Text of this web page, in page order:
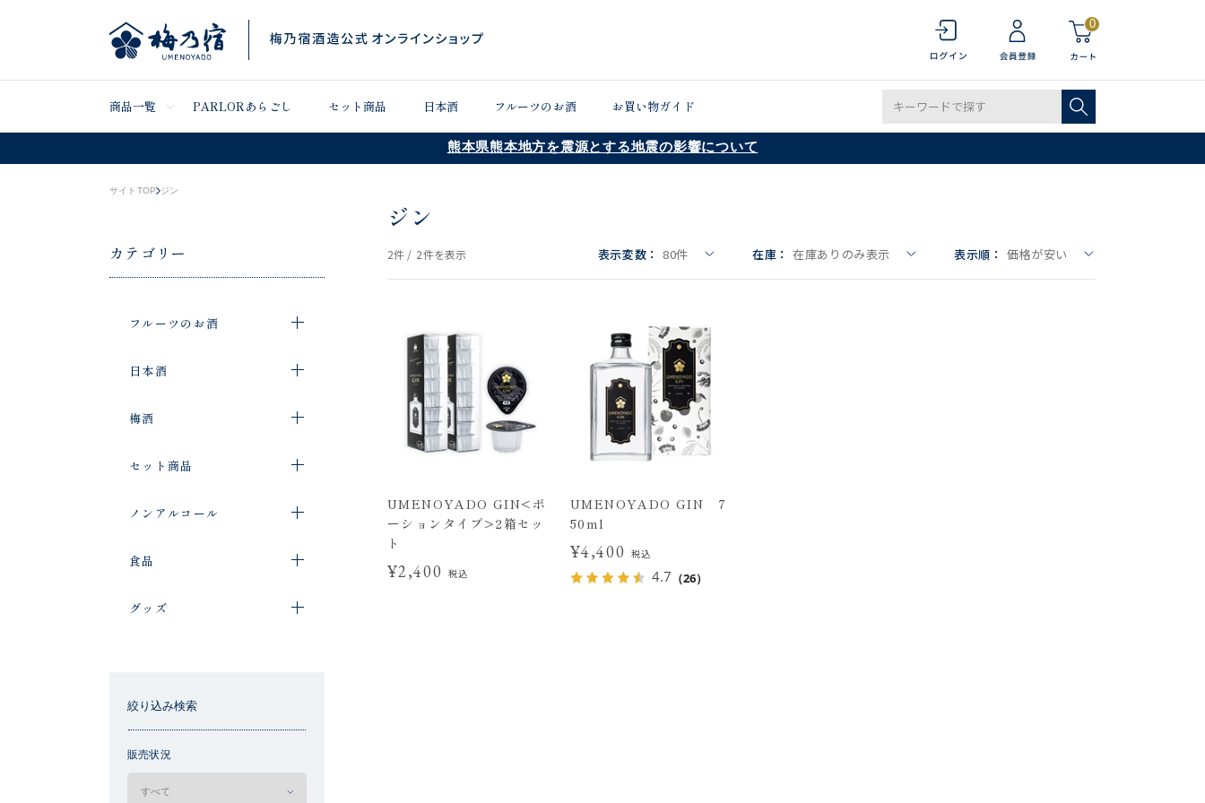
0
商品一覧 PARLORあらごし セット商品 日本酒 フルーツのお酒 お買い物ガイド
熊本県熊本地方を震源とする地震の影響について
サイトTOP ジン
カテゴリー
フルーツのお酒
日本酒
梅酒
セット商品
ノンアルコール
食品
グッズ
絞り込み検索
販売状況
ジン
2件 / 2件を表示 表示変数： 80件 在庫： 在庫ありのみ表示 表示順： 価格が安い
UMENOYADO GIN<ポ
ーションタイプ>2箱セッ
ト
¥2,400 税込
UMENOYADO GIN 7
50ml
¥4,400 税込
4.7 （26）